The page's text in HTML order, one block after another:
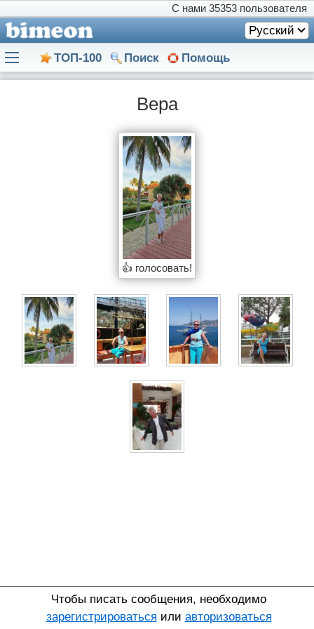
С нами 35353 пользователя
Русский
ТОП-100 Поиск Помощь
Вера
👍 голосовать!
Чтобы писать сообщения, необходимо
зарегистрироваться или авторизоваться